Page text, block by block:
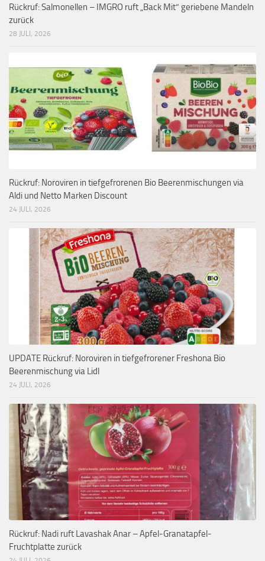
Rückruf: Salmonellen – IMGRO ruft „Back Mit“ geriebene Mandeln
zurück
28 JULI, 2026
Rückruf: Noroviren in tiefgefrorenen Bio Beerenmischungen via
Aldi und Netto Marken Discount
24 JULI, 2026
UPDATE Rückruf: Noroviren in tiefgefrorener Freshona Bio
Beerenmischung via Lidl
24 JULI, 2026
Rückruf: Nadi ruft Lavashak Anar – Apfel-Granatapfel-
Fruchtplatte zurück